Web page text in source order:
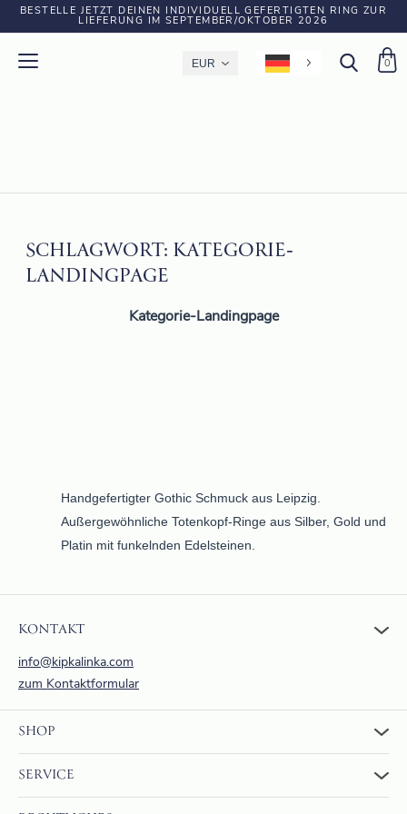
BESTELLE JETZT DEINEN INDIVIDUELL GEFERTIGTEN RING ZUR
LIEFERUNG IM SEPTEMBER/OKTOBER 2026
0
SCHLAGWORT: KATEGORIE-
LANDINGPAGE
Kategorie-Landingpage
Handgefertigter Gothic Schmuck aus Leipzig.
Außergewöhnliche Totenkopf-Ringe aus Silber, Gold und
Platin mit funkelnden Edelsteinen.
KONTAKT
info@kipkalinka.com
zum Kontaktformular
SHOP
SERVICE